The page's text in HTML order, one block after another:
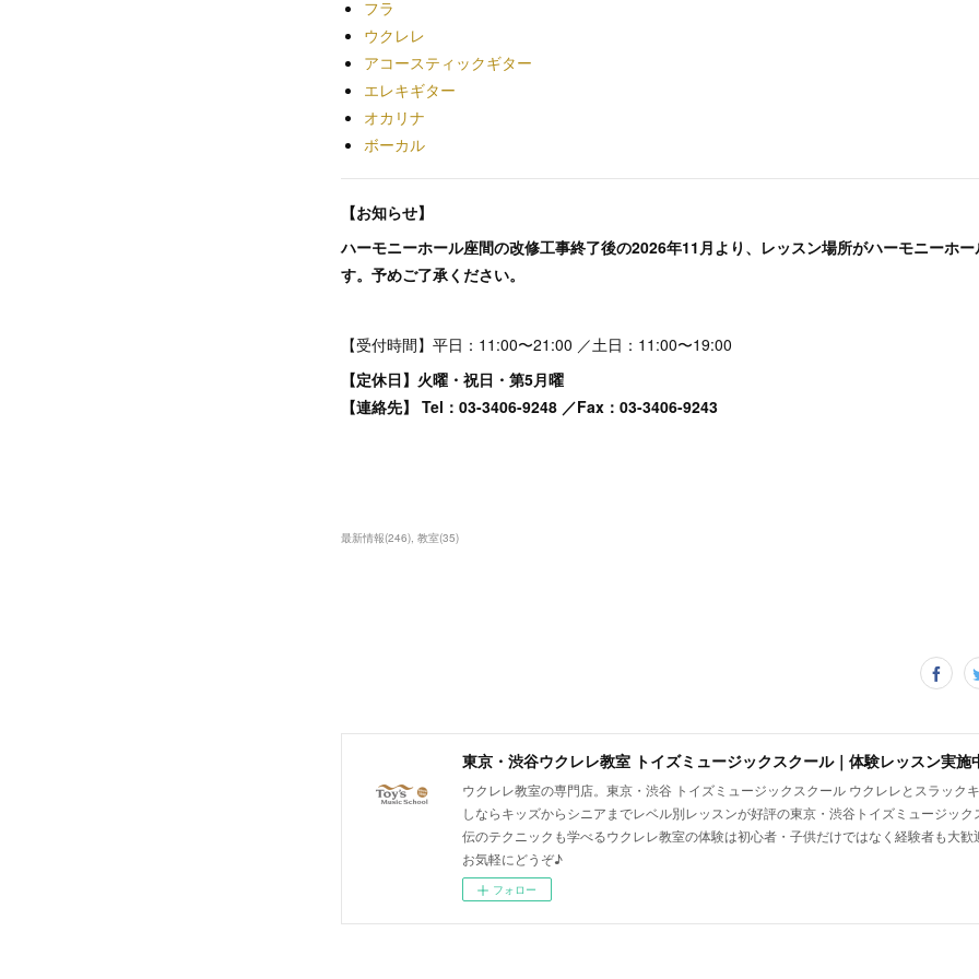
フラ
ウクレレ
アコースティックギター
エレキギター
オカリナ
ボーカル
【お知らせ】
ハーモニーホール座間の改修工事終了後の2026年11月より、レッスン場所がハーモニーホー
す。予めご了承ください。
【受付時間】平日：11:00〜21:00 ／土日：11:00〜19:00
【定休日】火曜・祝日・第5月曜
【連絡先】 Tel：03-3406-9248 ／Fax：03-3406-9243
最新情報(246) 教室(35)
東京・渋谷ウクレレ教室 トイズミュージックスクール｜体験レッスン実施
ウクレレ教室の専門店。東京・渋谷 トイズミュージックスクール ウクレレとスラック
しならキッズからシニアまでレベル別レッスンが好評の東京・渋谷トイズミュージッ
伝のテクニックも学べるウクレレ教室の体験は初心者・子供だけではなく経験者も大歓
お気軽にどうぞ♪
フォロー